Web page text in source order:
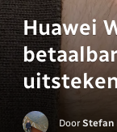
Huawei
Door Stefan